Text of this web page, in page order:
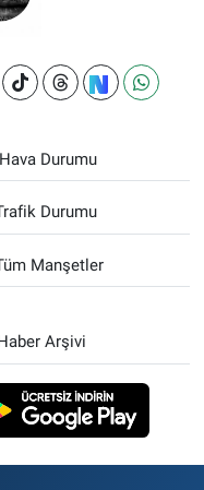
Hava Durumu
Durumu
Manşetler
Arşivi